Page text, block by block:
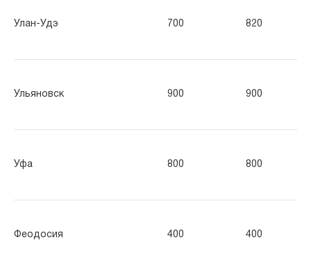
Улан-Удэ 700 820
Ульяновск 900 900
Уфа 800 800
Феодосия 400 400